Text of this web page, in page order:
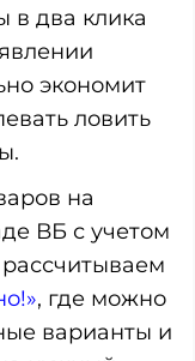
в два клика
экономит
ловить
на
ВБ с учетом
, где можно
варианты и